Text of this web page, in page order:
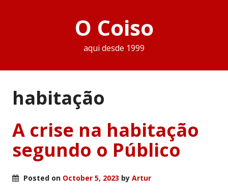
O Coiso
aqui desde 1999
habitação
A crise na habitação
segundo o Público
Posted on October 5, 2023 by Artur